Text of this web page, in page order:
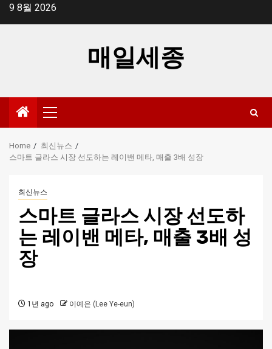
Skip9 8월 2026
매일세종
Primary
Menu
Home
최신뉴스
스마트 글라스 시장 선도하는 레이밴 메타, 매출 3배 성장
최신뉴스
스마트 글라스 시장 선도하
는 레이밴 메타, 매출 3배 성
장
1년 ago 이예은 (Lee Ye-eun)